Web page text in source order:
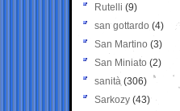
Rutelli (9)
san gottardo (4)
San Martino (3)
San Miniato (2)
sanità (306)
Sarkozy (43)